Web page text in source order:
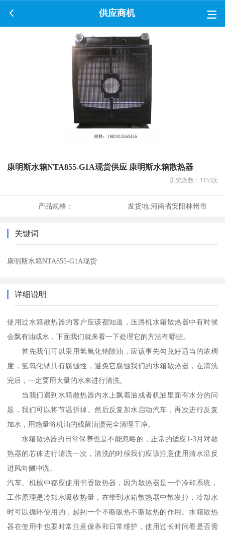
供应商机
康明斯水箱NTA855-G1A现货供应 康明斯水箱散热器
浏览次数： 1153次
产品规格： 发货地:河南省安阳林州市
关键词
康明斯水箱NTA855-G1A现货
详细说明
使用过水箱散热器的客户应该都知道，压路机水箱散热器中有时候
会飘有油或水，下面我们就来看一下处理它的方法有哪些。
首先我们可以采用氢氧化钠除油，应该事先勾兑好适当的浓稠
度，氢氧化钠具有腐蚀性，避免它腐蚀我们的水箱散热器，在清洗
完后，一定要用大量的水来进行清洗。
当我们遇到水箱散热器内水上飘着油或者机油里面有水分的问
题，我们可以将节温拆掉。然后反复加水启动汽车，再次进行反复
加水，用热量将机油的残留油渍完全清理干净。
水箱散热器的日常保养也是不能忽略的，正常的适应1-3月对散
热器的芯体进行清洗一次，清洗的时候我们应该注意使用清水沿反
进风向侧冲洗。
汽车、机械中都应使用书香散热器，因为散热器是一个冷却系统，
工作原理是冷却水吸收热量，在带到水箱散热器中散发掉，冷却水
时可以循环使用的，起到一个不断吸热不断散热的作用。水箱散热
器在使用中也要时常注意保养和日常维护，使用过长时间看是否需